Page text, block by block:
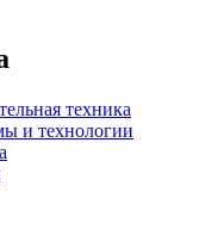
техника
и технологии